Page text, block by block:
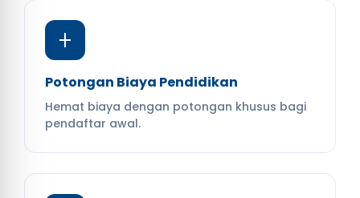
Potongan Biaya Pendidikan
Hemat biaya dengan potongan khusus bagi
pendaftar awal.